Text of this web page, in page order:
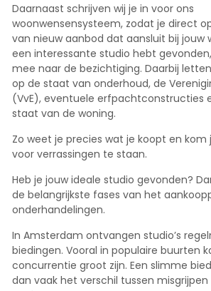
Daarnaast schrijven wij je in voor ons
woonwensensysteem, zodat je direct
van nieuw aanbod dat aansluit bij jouw
een interessante studio hebt
mee naar de bezichtiging. Daarbij
op de staat van onderhoud, de
(VvE), eventuele erfpachtconstructies
staat van de woning.
Zo weet je precies wat je koopt en
voor verrassingen te staan.
Heb je jouw ideale studio gevonden?
de belangrijkste fases van het
onderhandelingen.
In Amsterdam ontvangen studio’s
biedingen. Vooral in populaire buurten
concurrentie groot zijn. Een slimme
dan vaak het verschil tussen